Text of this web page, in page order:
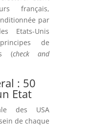
français,
par
Etats-Unis
de
(check and
: 50
Etat
des USA
de chaque